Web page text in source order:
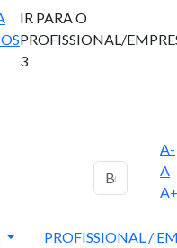
IR PARA O
PROFISSIONAL/
3
A-
A
A+
PROFISSIONAL /